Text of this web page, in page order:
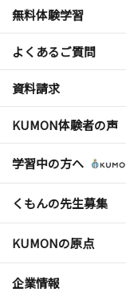
無料体験学習
よくあるご質問
資料請求
KUMON体験者の声
学習中の方へ
くもんの先生募集
KUMONの原点
企業情報